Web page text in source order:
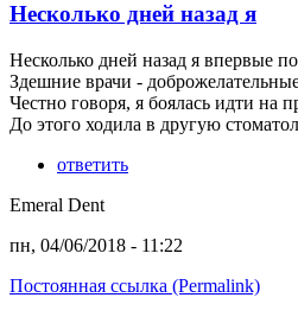
Несколько дней назад я
Несколько дней назад я впервые
Здешние врачи -
Честно говоря, я боялась идти на
До этого ходила в другую
ответить
Emeral Dent
пн, 04/06/2018 - 11:22
Постоянная ссылка (Permalink)